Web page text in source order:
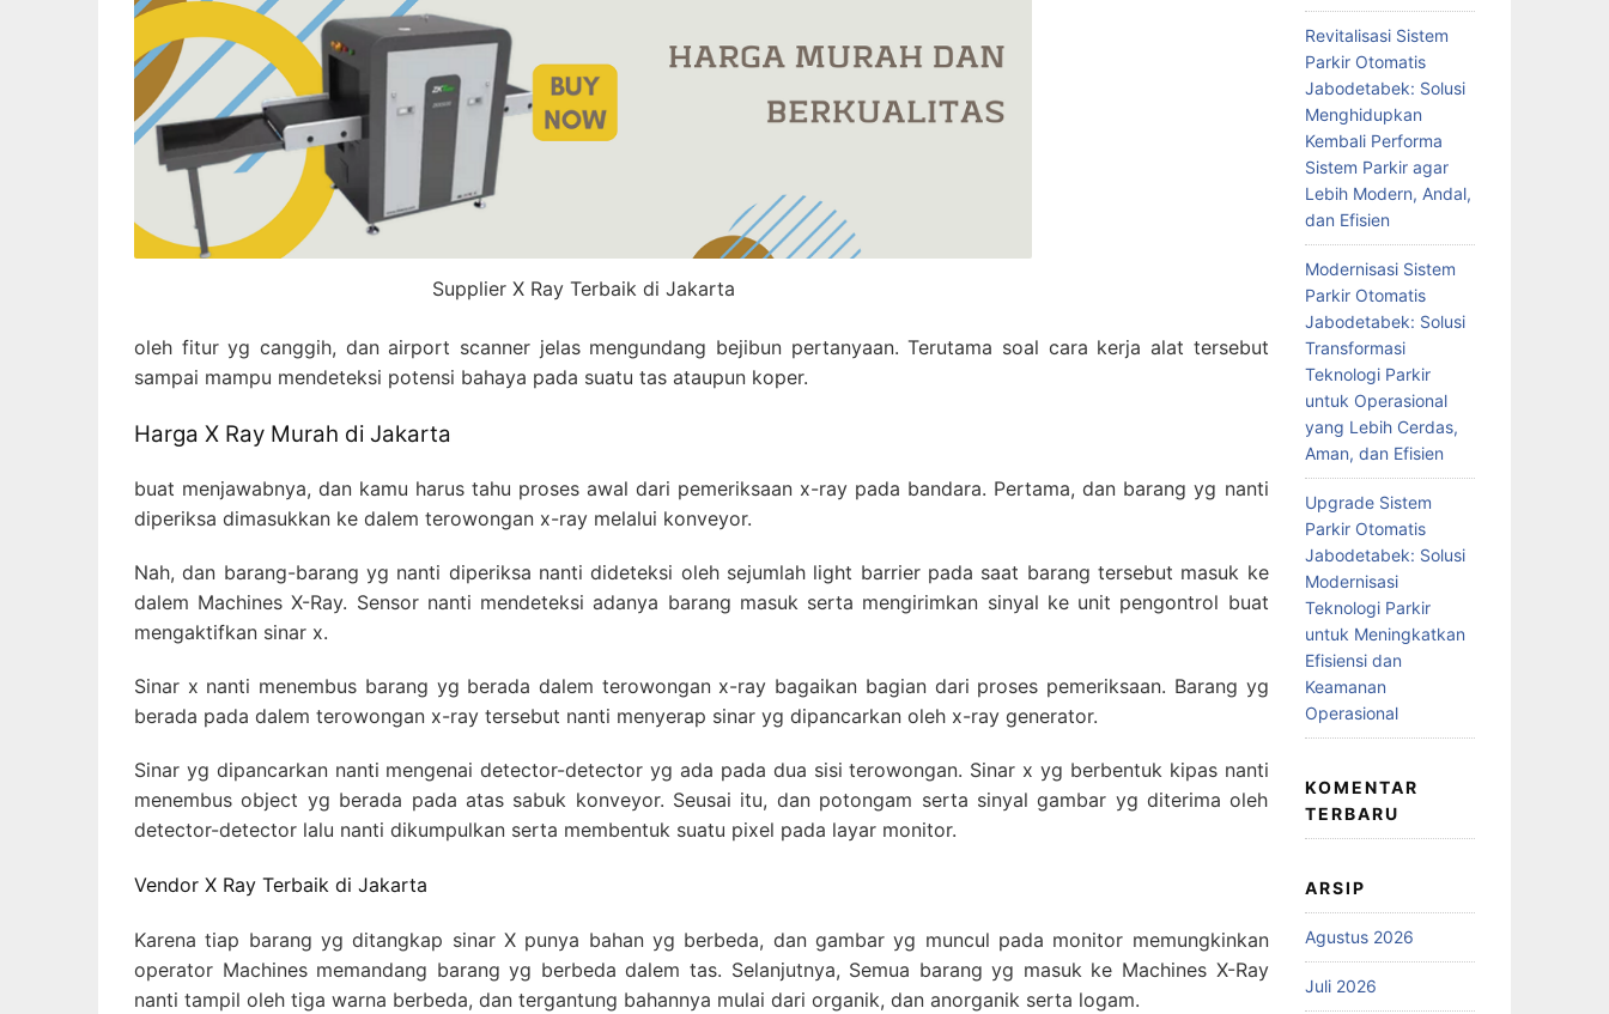
Supplier X Ray Terbaik di Jakarta
oleh fitur yg canggih, dan airport scanner jelas mengundang bejibun pertanyaan. Terutama soal cara kerja alat tersebut
sampai mampu mendeteksi potensi bahaya pada suatu tas ataupun koper.
Harga X Ray Murah di Jakarta
buat menjawabnya, dan kamu harus tahu proses awal dari pemeriksaan x-ray pada bandara. Pertama, dan barang yg nanti
diperiksa dimasukkan ke dalem terowongan x-ray melalui konveyor.
Nah, dan barang-barang yg nanti diperiksa nanti dideteksi oleh sejumlah light barrier pada saat barang tersebut masuk ke
dalem Machines X-Ray. Sensor nanti mendeteksi adanya barang masuk serta mengirimkan sinyal ke unit pengontrol buat
mengaktifkan sinar x.
Sinar x nanti menembus barang yg berada dalem terowongan x-ray bagaikan bagian dari proses pemeriksaan. Barang yg
berada pada dalem terowongan x-ray tersebut nanti menyerap sinar yg dipancarkan oleh x-ray generator.
Sinar yg dipancarkan nanti mengenai detector-detector yg ada pada dua sisi terowongan. Sinar x yg berbentuk kipas nanti
menembus object yg berada pada atas sabuk konveyor. Seusai itu, dan potongam serta sinyal gambar yg diterima oleh
detector-detector lalu nanti dikumpulkan serta membentuk suatu pixel pada layar monitor.
Vendor X Ray Terbaik di Jakarta
Karena tiap barang yg ditangkap sinar X punya bahan yg berbeda, dan gambar yg muncul pada monitor memungkinkan
operator Machines memandang barang yg berbeda dalem tas. Selanjutnya, Semua barang yg masuk ke Machines X-Ray
nanti tampil oleh tiga warna berbeda, dan tergantung bahannya mulai dari organik, dan anorganik serta logam.
Revitalisasi Sistem
Parkir Otomatis
Jabodetabek: Solusi
Menghidupkan
Kembali Performa
Sistem Parkir agar
Lebih Modern, Andal,
dan Efisien
Modernisasi Sistem
Parkir Otomatis
Jabodetabek: Solusi
Transformasi
Teknologi Parkir
untuk Operasional
yang Lebih Cerdas,
Aman, dan Efisien
Upgrade Sistem
Parkir Otomatis
Jabodetabek: Solusi
Modernisasi
Teknologi Parkir
untuk Meningkatkan
Efisiensi dan
Keamanan
Operasional
KOMENTAR
TERBARU
ARSIP
Agustus 2026
Juli 2026